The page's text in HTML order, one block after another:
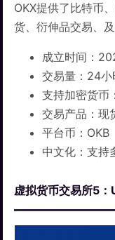
OKX提供了比特币
货、衍伸品交易、
成立时间：
交易量：24
支持加密货币
交易产品：现
平台币：OKB
中文化：支持
虚拟货币交易所5